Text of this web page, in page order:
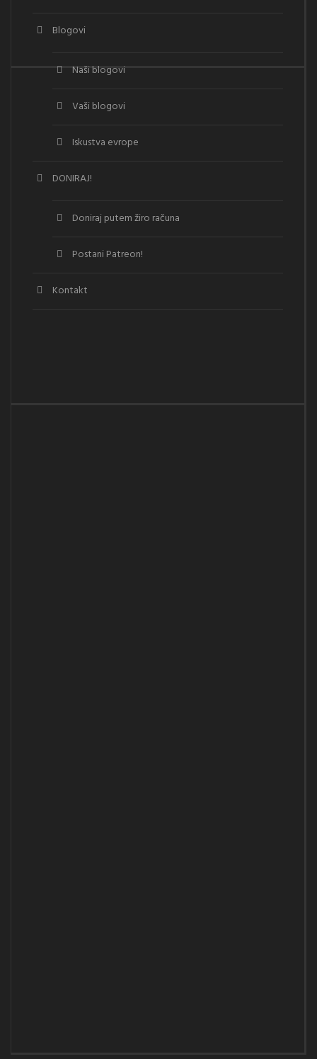
Blogovi
Naši blogovi
Vaši blogovi
Iskustva evrope
DONIRAJ!
Doniraj putem žiro računa
Postani Patreon!
Kontakt